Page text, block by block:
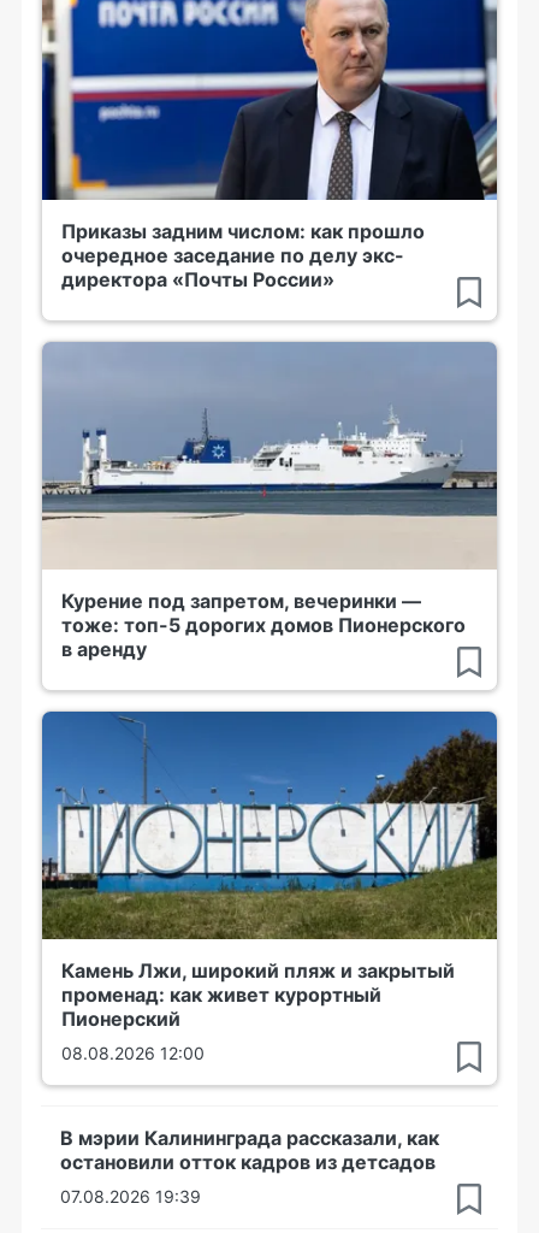
Приказы задним числом: как прошло
очередное заседание по делу экс-
директора «Почты России»
Курение под запретом, вечеринки —
тоже: топ-5 дорогих домов Пионерского
в аренду
Камень Лжи, широкий пляж и закрытый
променад: как живет курортный
Пионерский
08.08.2026 12:00
В мэрии Калининграда рассказали, как
остановили отток кадров из детсадов
07.08.2026 19:39